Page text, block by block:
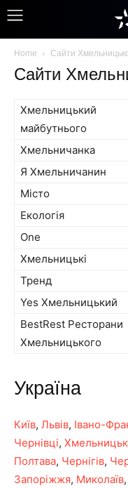
Home Сайти
Сайти
Хмельницький
майбутнього
Хмельничанка
Я Хмельничанин
Місто
Екологія
One
Хмельницькі
Тренд
Yes Хмельницький
BestRest Ресторани
Хмельницького
Україна
Київ, Львів, Івано-
Чернівці,
Полтава, Чернігів,
Запоріжжя, Миколаїв,